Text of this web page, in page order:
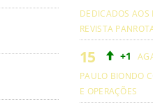
DEDICADOS AOS
REVISTA
+1
PAULO BIONDO
E OPERAÇÕES